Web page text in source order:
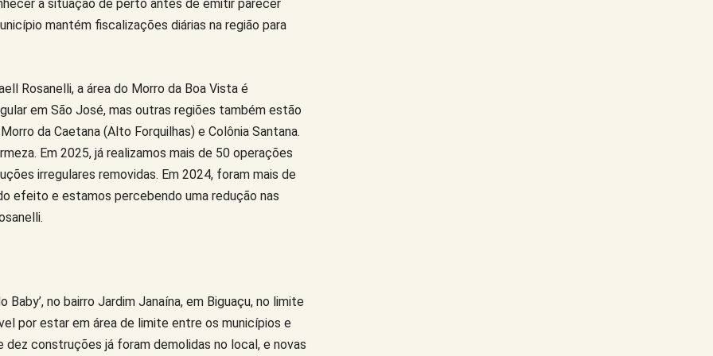
a situação de perto antes de emitir parecer
mantém fiscalizações diárias na região para
Rosanelli, a área do Morro da Boa Vista é
em São José, mas outras regiões também estão
da Caetana (Alto Forquilhas) e Colônia Santana.
Em 2025, já realizamos mais de 50 operações
irregulares removidas. Em 2024, foram mais de
efeito e estamos percebendo uma redução nas
no bairro Jardim Janaína, em Biguaçu, no limite
por estar em área de limite entre os municípios e
construções já foram demolidas no local, e novas